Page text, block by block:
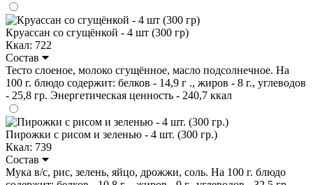
Круассан со сгущёнкой - 4 шт (300 гр)
Ккал: 722
Состав
Тесто слоеное, молоко сгущённое, масло подсолнечное. На
100 г. блюдо содержит: белков - 14,9 г ., жиров - 8 г., углеводов
- 25,8 гр. Энергетическая ценность - 240,7 ккал
Пирожки с рисом и зеленью - 4 шт. (300 гр.)
Ккал: 739
Состав
Мука в/с, рис, зелень, яйцо, дрожжи, соль. На 100 г. блюдо